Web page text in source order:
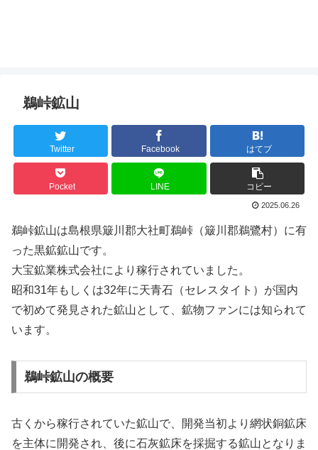
鵜峠鉱山
Twitter Facebook はてブ
Pocket LINE コピー
2025.06.26
鵜峠鉱山は島根県簸川郡大社町鵜峠（簸川郡鵜鷺村）に有
った黒鉱鉱山です。
大宝鉱業株式会社により稼行されていました。
昭和31年もしくは32年に天青石（セレスタイト）が国内
で初めて発見された鉱山として、鉱物ファンには知られて
います。
鵜峠鉱山の概要
古くから稼行されていた鉱山で、開発当初より網状銅鉱床
を主体に開発され、後に石灰鉱床を採掘する鉱山となりま